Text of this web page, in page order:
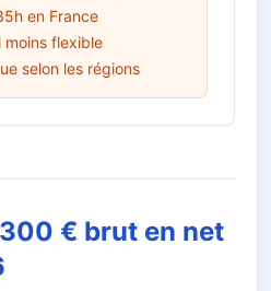
en France
moins flexible
selon les régions
300 € brut en net